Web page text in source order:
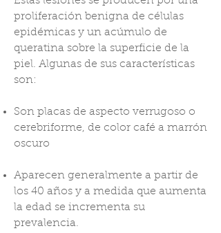
proliferación benigna de células
epidémicas y un acúmulo de
queratina sobre la superficie de la
piel. Algunas de sus características
son:
Son placas de aspecto verrugoso o
cerebriforme, de color café a marrón
oscuro
Aparecen generalmente a partir de
los 40 años y a medida que aumenta
la edad se incrementa su
prevalencia.